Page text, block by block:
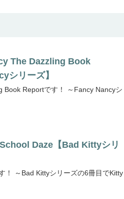
The Dazzling Book
シリーズ】
Book Reportです！ ～Fancy Nancyシ
Daze【Bad Kittyシリ
！ ～Bad Kittyシリーズの6冊目でKitty